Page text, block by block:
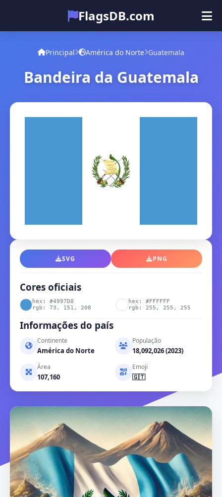
FlagsDB.com
Principal
Quiz
Principal América do Norte Guatemala
Bandeira da Guatemala
SVG PNG
Cores oficiais
hex: #4997D0
rgb: 73, 151, 208
hex: #FFFFFF
rgb: 255, 255, 255
Informações do país
Continente
América do Norte
População
18,092,026 (2023)
Área
107,160
Emoji
🇬🇹